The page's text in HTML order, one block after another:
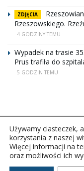
ZDJĘCIA
Rzeszowskiego.
4 GODZINY TEMU
Wypadek na trasie
Prus trafiła do
5 GODZIN TEMU
Copyright ©
Używamy ciasteczek,
korzystania z naszej
Więcej informacji na
oraz możliwości ich